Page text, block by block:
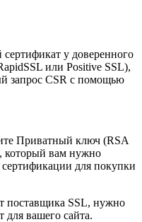
у доверенного
или Positive SSL),
запрос CSR c помощью
Приватный ключ (RSA
который вам нужно
для покупки
поставщика SSL, нужно
для вашего сайта.